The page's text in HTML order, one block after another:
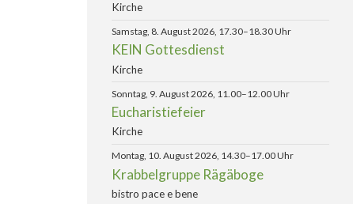
Kirche
Samstag, 8. August 2026, 17.30–18.30 Uhr
KEIN Gottesdienst
Kirche
Sonntag, 9. August 2026, 11.00–12.00 Uhr
Eucharistiefeier
Kirche
Montag, 10. August 2026, 14.30–17.00 Uhr
Krabbelgruppe Rägäboge
bistro pace e bene